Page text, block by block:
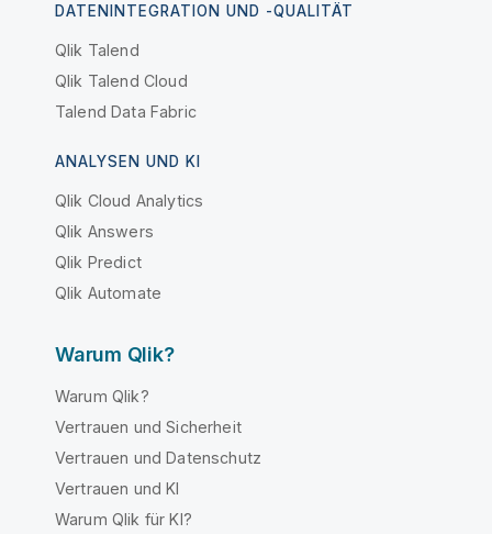
DATENINTEGRATION UND -QUALITÄT
Qlik Talend
Qlik Talend Cloud
Talend Data Fabric
ANALYSEN UND KI
Qlik Cloud Analytics
Qlik Answers
Qlik Predict
Qlik Automate
Warum Qlik?
Warum Qlik?
Vertrauen und Sicherheit
Vertrauen und Datenschutz
Vertrauen und KI
Warum Qlik für KI?